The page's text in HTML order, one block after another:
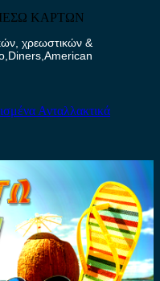
ΚΑΡΤΩΝ
χρεωστικών &
Ανταλλακτικά